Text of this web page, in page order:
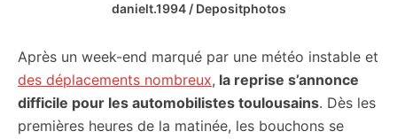
danielt.1994 / Depositphotos
Après un week-end marqué par une météo instable et
des déplacements nombreux, la reprise s’annonce
difficile pour les automobilistes toulousains. Dès les
premières heures de la matinée, les bouchons se